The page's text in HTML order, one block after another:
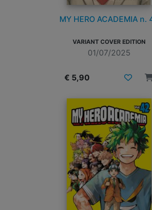
MY HERO ACADEMIA n.
VARIANT COVER EDITION
01/07/2025
€ 5,90